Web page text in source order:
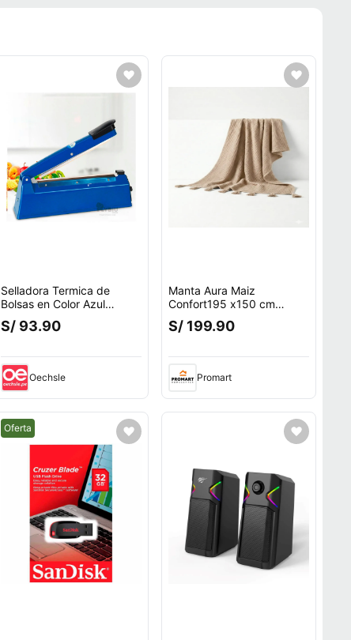
Selladora Termica de
Bolsas en Color Azul
Y+Agendita
S/ 93.90
Oechsle
Manta Aura Maiz
Confort195 x150 cm
Zalmohadas
S/ 199.90
Promart
Mejor precio.
Oferta